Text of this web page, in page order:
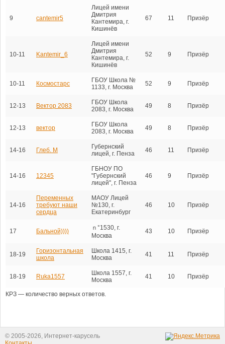
9 cantemir5
Лицей имени
Дмитрия
Кантемира, г.
Кишинёв
67 11 Призёр
10-11 Kantemir_6
Лицей имени
Дмитрия
Кантемира, г.
Кишинёв
52 9 Призёр
10-11 Космостарс
ГБОУ Школа №
1133, г. Москва
52 9 Призёр
12-13 Вектор 2083
ГБОУ Школа
2083, г. Москва
49 8 Призёр
12-13 вектор
ГБОУ Школа
2083, г. Москва
49 8 Призёр
14-16 Глеб. М
Губернский
лицей, г. Пенза
46 11 Призёр
14-16 12345
ГБНОУ ПО
"Губернский
лицей", г. Пенза
46 9 Призёр
14-16
Переменных
требуют наши
сердца
МАОУ Лицей
№130, г.
Екатеринбург
46 10 Призёр
17 Бальной))))
ｎ°1530, г.
Москва
43 10 Призёр
18-19
Горизонтальная
школа
Школа 1415, г.
Москва
41 11 Призёр
18-19 Ruka1557
Школа 1557, г.
Москва
41 10 Призёр
КРЗ — количество верных ответов.
© 2005-2026, Интернет-карусель